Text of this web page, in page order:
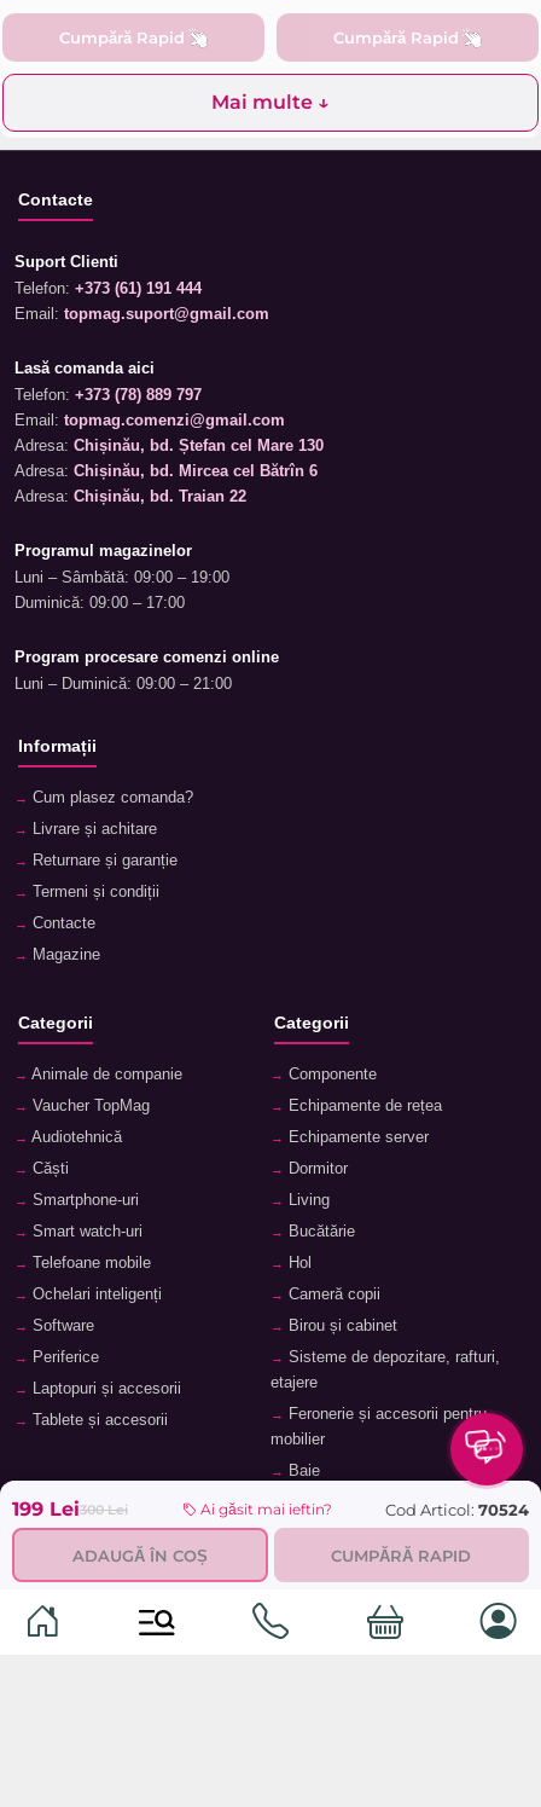
199 Lei300 Lei Ai găsit mai ieftin? Cod Articol: 70524
ADAUGĂ ÎN COȘ CUMPĂRĂ RAPID
Cumpără Rapid Cumpără Rapid
Mai multe ↓
Contacte
Suport Clienti
Telefon: +373 (61) 191 444
Email: topmag.suport@gmail.com
Lasă comanda aici
Telefon: +373 (78) 889 797
Email: topmag.comenzi@gmail.com
Adresa: Chișinău, bd. Ștefan cel Mare 130
Adresa: Chișinău, bd. Mircea cel Bătrîn 6
Adresa: Chișinău, bd. Traian 22
Programul magazinelor
Luni – Sâmbătă: 09:00 – 19:00
Duminică: 09:00 – 17:00
Program procesare comenzi online
Luni – Duminică: 09:00 – 21:00
Informații
Cum plasez comanda?
Livrare și achitare
Returnare și garanție
Termeni și condiții
Contacte
Magazine
Categorii
Animale de companie
Vaucher TopMag
Audiotehnică
Căști
Smartphone-uri
Smart watch-uri
Telefoane mobile
Ochelari inteligenți
Software
Periferice
Laptopuri și accesorii
Tablete și accesorii
Categorii
Componente
Echipamente de rețea
Echipamente server
Dormitor
Living
Bucătărie
Hol
Cameră copii
Birou și cabinet
Sisteme de depozitare, rafturi,
etajere
Feronerie și accesorii pentru
mobilier
Baie